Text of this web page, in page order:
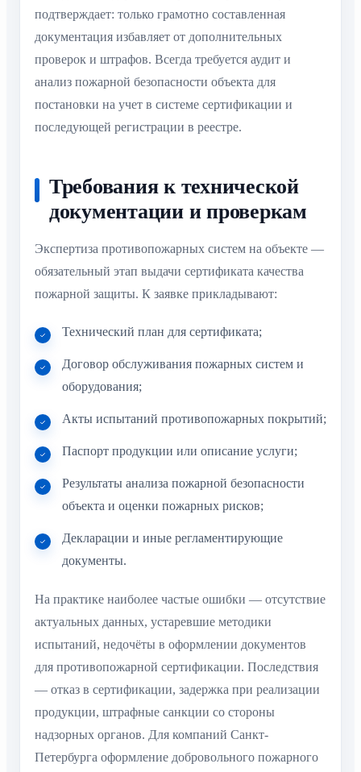
подтверждает: только грамотно составленная
документация избавляет от дополнительных
проверок и штрафов. Всегда требуется аудит и
анализ пожарной безопасности объекта для
постановки на учет в системе сертификации и
последующей регистрации в реестре.
Требования к технической
документации и проверкам
Экспертиза противопожарных систем на объекте —
обязательный этап выдачи сертификата качества
пожарной защиты. К заявке прикладывают:
Технический план для сертификата;
Договор обслуживания пожарных систем и
оборудования;
Акты испытаний противопожарных покрытий;
Паспорт продукции или описание услуги;
Результаты анализа пожарной безопасности
объекта и оценки пожарных рисков;
Декларации и иные регламентирующие
документы.
На практике наиболее частые ошибки — отсутствие
актуальных данных, устаревшие методики
испытаний, недочёты в оформлении документов
для противопожарной сертификации. Последствия
— отказ в сертификации, задержка при реализации
продукции, штрафные санкции со стороны
надзорных органов. Для компаний Санкт-
Петербурга оформление добровольного пожарного